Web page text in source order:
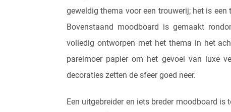
geweldig thema voor een trouwerij; het is
Bovenstaand moodboard is gemaakt
volledig ontworpen met het thema in het
parelmoer papier om het gevoel van luxe
decoraties zetten de sfeer goed neer.
Een uitgebreider en iets breder moodboard is